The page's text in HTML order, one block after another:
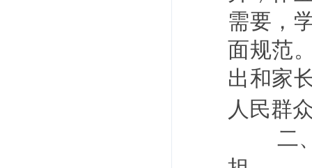
需要，
面规范
出和家
人民群
二